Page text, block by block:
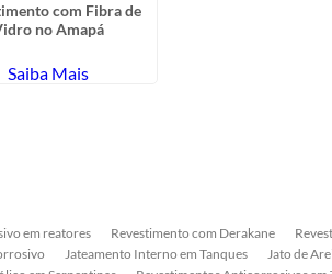
com Fibra de
no Amapá
Saiba Mais
em reatores Revestimento com Derakane
Jateamento Interno em Tanques Jato de